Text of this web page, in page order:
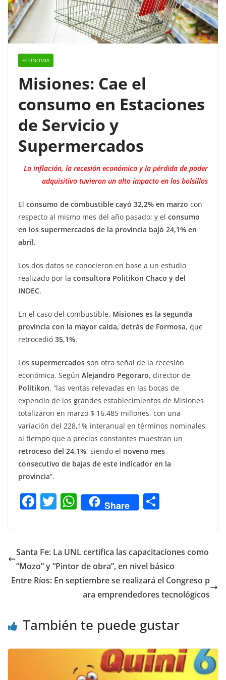
ECONOMIA
Misiones: Cae el
consumo en Estaciones
de Servicio y
Supermercados
La inflación, la recesión económica y la pérdida de poder
adquisitivo tuvieron un alto impacto en los bolsillos
El consumo de combustible cayó 32,2% en marzo con
respecto al mismo mes del año pasado; y el consumo
en los supermercados de la provincia bajó 24,1% en
abril.
Los dos datos se conocieron en base a un estudio
realizado por la consultora Politikon Chaco y del
INDEC.
En el caso del combustible, Misiones es la segunda
provincia con la mayor caída, detrás de Formosa, que
retrocedió 35,1%.
Los supermercados son otra señal de la recesión
económica. Según Alejandro Pegoraro, director de
Politikon, “las ventas relevadas en las bocas de
expendio de los grandes establecimientos de Misiones
totalizaron en marzo $ 16.485 millones, con una
variación del 228,1% interanual en términos nominales,
al tiempo que a precios constantes muestran un
retroceso del 24,1%, siendo el noveno mes
consecutivo de bajas de este indicador en la
provincia”.
F
e
b
o
T
er
W
h
s
A
p
p
Share
p
ar
tir
Santa Fe: La UNL certifica las capacitaciones como
“Mozo” y “Pintor de obra”, en nivel básico
Entre Ríos: En septiembre se realizará el Congreso p
ara emprendedores tecnológicos
También te puede gustar